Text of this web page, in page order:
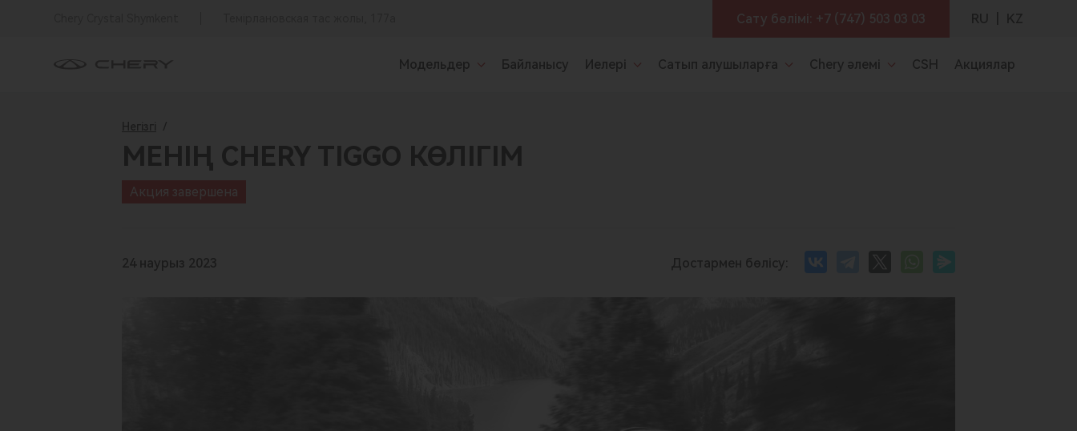
Сату бөлімі: +7 (747) 503 03 03 RU KZ
Модельдер Байланысу Иелері Сатып алушыларға Chery әлемі CSH Акциялар
Негізгі /
МЕНІҢ CHERY TIGGO КӨЛІГІМ
Акция завершена
24 наурыз 2023 Достармен бөлісу: